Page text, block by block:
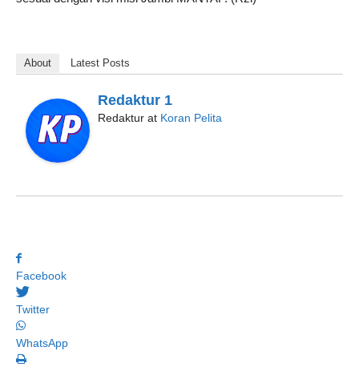
About Latest Posts
Redaktur 1
Redaktur at Koran Pelita
Facebook
Twitter
WhatsApp